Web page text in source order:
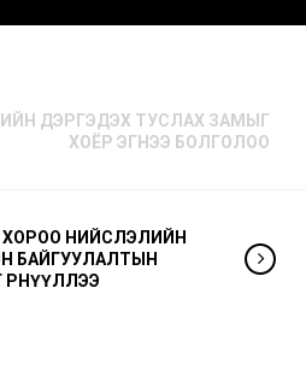
ИЙН ДЭРГЭДЭХ ТУСЛАХ ЗАМЫГ
ХОЁР ЭГНЭЭ БОЛГОЛОО
ХОРОО НИЙСЛЭЛИЙН
БАЙГУУЛАЛТЫН